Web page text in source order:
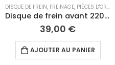
,PNEUS,ROUES
DISQUE DE FREIN, FREINAGE, PIÈCES D'ORIGINE ART
Disque de frein avant 220 mm VMC
39,00 €
AJOUTER AU PANIER